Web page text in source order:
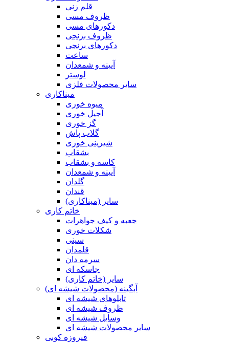
قلم زنی
ظروف مسی
دکورهای مسی
ظروف برنجی
دکورهای برنجی
ساعت
آیینه و شمعدان
لوستر
سایر محصولات فلزی
میناکاری
میوه خوری
آجیل خوری
گز خوری
گلاب پاش
شیرینی خوری
بشقاب
کاسه و بشقاب
آیینه و شمعدان
گلدان
قندان
سایر (میناکاری)
خاتم کاری
جعبه و کیف جواهرات
شکلات خوری
سینی
قلمدان
سرمه دان
جاسکه ای
سایر (خاتم کاری)
آبگینه (محصولات شیشه ای)
تابلوهای شیشه ای
ظروف شیشه ای
وسایل شیشه ای
سایر محصولات شیشه ای
فیروزه کوبی